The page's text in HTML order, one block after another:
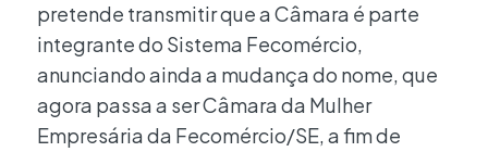
pretende transmitir que a Câmara é parte
integrante do Sistema Fecomércio,
anunciando ainda a mudança do nome, que
agora passa a ser Câmara da Mulher
Empresária da Fecomércio/SE, a fim de